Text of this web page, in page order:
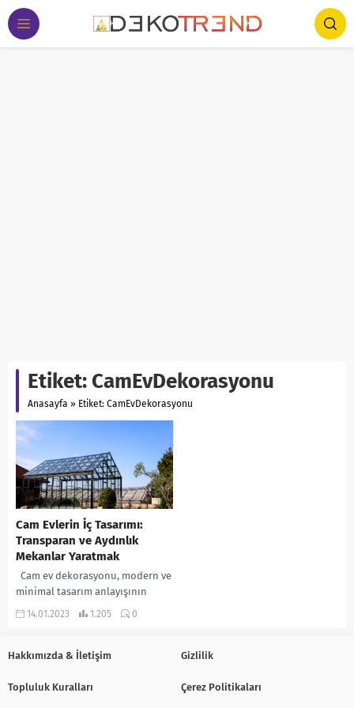
Etiket:CamEvDekorasyonu
Anasayfa » Etiket: CamEvDekorasyonu
Cam Evlerin İç Tasarımı:
Transparan ve Aydınlık
Mekanlar Yaratmak
Cam ev dekorasyonu, modern ve
minimal tasarım anlayışının
öncülerinden biridir. Cam,
14.01.2023 1.205 0
Hakkımızda & İletişim Gizlilik
Topluluk Kuralları Çerez Politikaları